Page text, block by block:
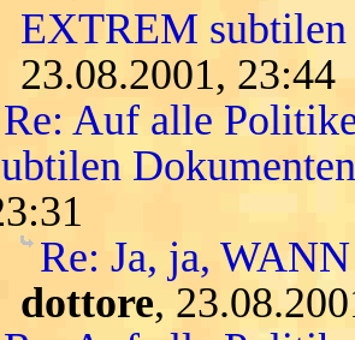
EXTREM
23.08.2001, 23:44
Re: Auf alle
Re: Ja, ja,
dottore,